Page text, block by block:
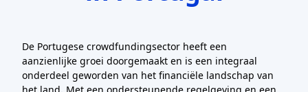
De Portugese crowdfundingsector heeft een
aanzienlijke groei doorgemaakt en is een integraal
onderdeel geworden van het financiële landschap van